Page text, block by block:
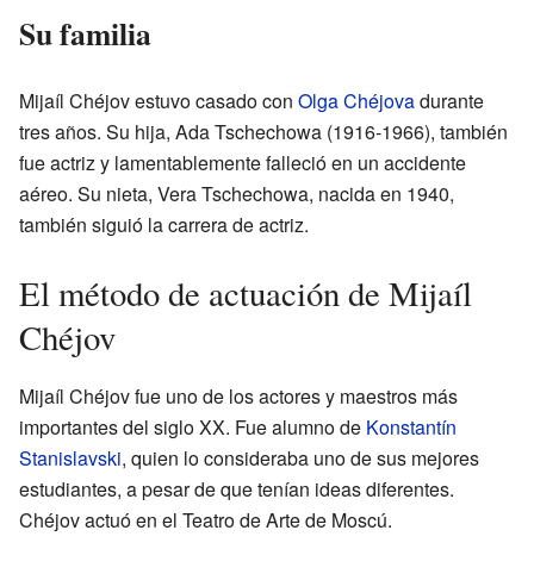
Su familia
Mijaíl Chéjov estuvo casado con Olga Chéjovadurante
tres años. Su hija, Ada Tschechowa (1916-1966), también
fue actriz y lamentablemente falleció en un accidente
aéreo. Su nieta, Vera Tschechowa, nacida en 1940,
también siguió la carrera de actriz.
El método de actuación de Mijaíl
Chéjov
Mijaíl Chéjov fue uno de los actores y maestros más
importantes del siglo XX. Fue alumno de Konstantín
Stanislavski, quien lo consideraba uno de sus mejores
estudiantes, a pesar de que tenían ideas diferentes.
Chéjov actuó en el Teatro de Arte de Moscú.